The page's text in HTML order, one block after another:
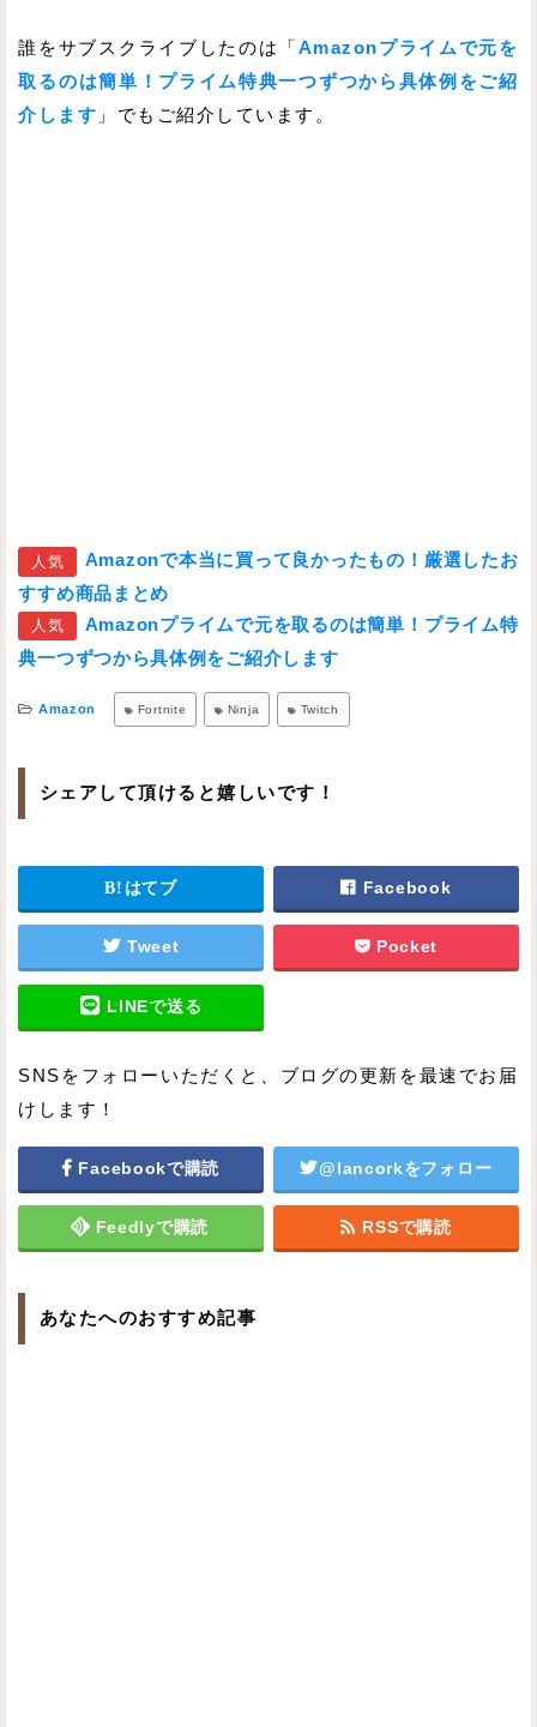
誰をサブスクライブしたのは「 Amazonプライムで元を
取るのは簡単！プライム特典一つずつから具体例をご紹
介します 」でもご紹介しています。
人気
Amazonで本当に買って良かったもの！厳選したお
すすめ商品まとめ
人気
Amazonプライムで元を取るのは簡単！プライム特
典一つずつから具体例をご紹介します
Amazon Fortnite Ninja Twitch
シェアして頂けると嬉しいです！
はてブ Facebook
Tweet Pocket
LINEで送る
SNSをフォローいただくと、ブログの更新を最速でお届
けします！
Facebookで購読 @lancorkをフォロー
Feedlyで購読 RSSで購読
あなたへのおすすめ記事